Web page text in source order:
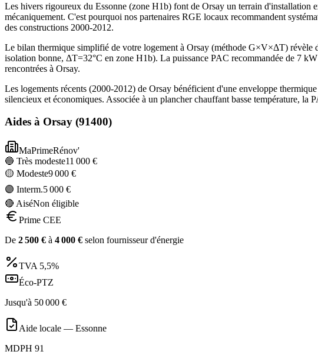
Les hivers rigoureux du Essonne (zone H1b) font de Orsay un terrain d'installation
mécaniquement. C'est pourquoi nos partenaires RGE locaux recommandent
des constructions 2000-2012.
Le bilan thermique simplifié de votre logement à Orsay (méthode G×V×ΔT)
isolation bonne, ΔT=32°C en zone H1b). La puissance PAC recommandée de 7
rencontrées à Orsay.
Les logements récents (2000-2012) de Orsay bénéficient d'une enveloppe
silencieux et économiques. Associée à un plancher chauffant basse température,
Aides à Orsay (91400)
MaPrimeRénov'
🔵 Très modeste11 000 €
🟡 Modeste9 000 €
🟣 Interm.5 000 €
🔴 AiséNon éligible
Prime CEE
De 2 500 € à 4 000 € selon fournisseur d'énergie
TVA 5,5%
Éco-PTZ
Jusqu'à 50 000 €
Aide locale — Essonne
MDPH 91